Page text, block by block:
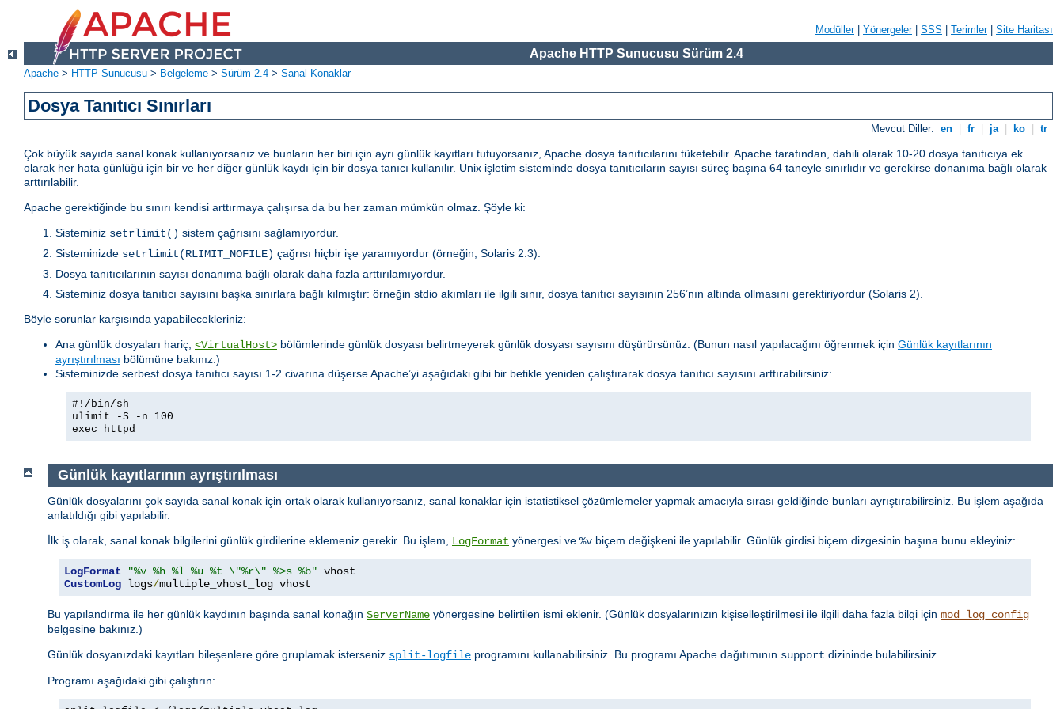
Modüller| Yönergeler| SSS Terimler| Site Haritası
Apache HTTP Sunucusu Sürüm 2.4
Apache > HTTP Sunucusu > Belgeleme > Sürüm 2.4 > Sanal Konaklar
Dosya Tanıtıcı Sınırları
Mevcut Diller: en fr ja ko tr
Çok büyük sayıda sanal konak kullanıyorsanız ve bunların her biri için ayrı günlük kayıtları tutuyorsanız, Apache dosya tanıtıcılarını tüketebilir. Apache tarafından, dahili olarak 10-20 dosya tanıtıcıya ek
olarak her hata günlüğü için bir ve her diğer günlük kaydı için bir dosya tanıcı kullanılır. Unix işletim sisteminde dosya tanıtıcıların sayısı süreç başına 64 taneyle sınırlıdır ve gerekirse donanıma bağlı olarak
arttırılabilir.
Apache gerektiğinde bu sınırı kendisi arttırmaya çalışırsa da bu her zaman mümkün olmaz. Şöyle ki:
Sisteminiz setrlimit() sistem çağrısını sağlamıyordur.
Sisteminizde setrlimit(RLIMIT_NOFILE) çağrısı hiçbir işe yaramıyordur (örneğin, Solaris 2.3).
Dosya tanıtıcılarının sayısı donanıma bağlı olarak daha fazla arttırılamıyordur.
Sisteminiz dosya tanıtıcı sayısını başka sınırlara bağlı kılmıştır: örneğin stdio akımları ile ilgili sınır, dosya tanıtıcı sayısının 256’nın altında ollmasını gerektiriyordur (Solaris 2).
Böyle sorunlar karşısında yapabilecekleriniz:
Ana günlük dosyaları hariç, <VirtualHost> bölümlerinde günlük dosyası belirtmeyerek günlük dosyası sayısını düşürürsünüz. (Bunun nasıl yapılacağını öğrenmek için Günlük kayıtlarının
ayrıştırılması bölümüne bakınız.)
Sisteminizde serbest dosya tanıtıcı sayısı 1-2 civarına düşerse Apache’yi aşağıdaki gibi bir betikle yeniden çalıştırarak dosya tanıtıcı sayısını arttırabilirsiniz:
#!/bin/sh
ulimit -S -n 100
exec httpd
Günlük kayıtlarının ayrıştırılması
Günlük dosyalarını çok sayıda sanal konak için ortak olarak kullanıyorsanız, sanal konaklar için istatistiksel çözümlemeler yapmak amacıyla sırası geldiğinde bunları ayrıştırabilirsiniz. Bu işlem aşağıda
anlatıldığı gibi yapılabilir.
İlk iş olarak, sanal konak bilgilerini günlük girdilerine eklemeniz gerekir. Bu işlem, LogFormat yönergesi ve %v biçem değişkeni ile yapılabilir. Günlük girdisi biçem dizgesinin başına bunu ekleyiniz:
LogFormat "%v %h %l %u %t \"%r\" %>s %b"
CustomLog logs/multiple_vhost_log vhost
Bu yapılandırma ile her günlük kaydının başında sanal konağın ServerName yönergesine belirtilen ismi eklenir. (Günlük dosyalarınızın kişiselleştirilmesi ile ilgili daha fazla bilgi için mod_log_config
belgesine bakınız.)
Günlük dosyanızdaki kayıtları bileşenlere göre gruplamak isterseniz split-logfile programını kullanabilirsiniz. Bu programı Apache dağıtımının support dizininde bulabilirsiniz.
Programı aşağıdaki gibi çalıştırın: